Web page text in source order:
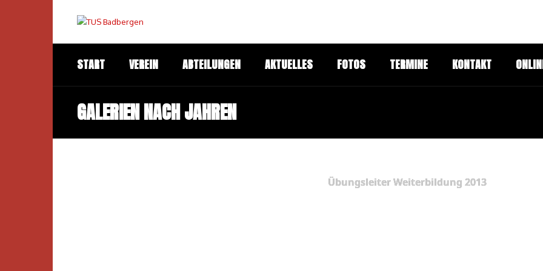
START VEREIN ABTEILUNGEN AKTUELLES FOTOS TERMINE KONTAKT
GALERIEN NACH JAHREN
Übungsleiter Weiterbildung 2013